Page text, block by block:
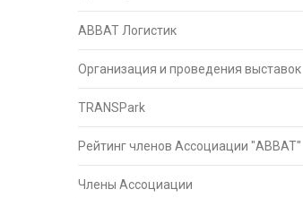
ABBAT Логистик
Организация и проведения выставок
TRANSPark
Рейтинг членов Ассоциации "АВВАТ"
Члены Ассоциации